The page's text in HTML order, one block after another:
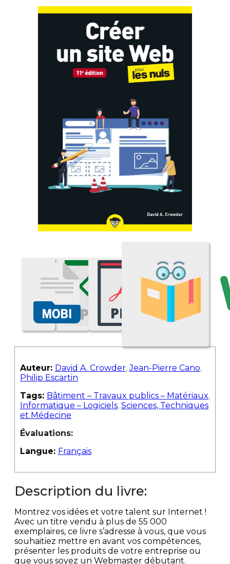
Auteur: David A. Crowder,Jean-Pierre Cano,
Philip Escartin
Tags: Bâtiment – Travaux publics – Matériaux,
Informatique – Logiciels, Sciences, Techniques
et Médecine
Évaluations:
Langue: Français
Description du livre:
Montrez vos idées et votre talent sur Internet !
Avec un titre vendu à plus de 55 000
exemplaires, ce livre s’adresse à vous, que vous
souhaitiez mettre en avant vos compétences,
présenter les produits de votre entreprise ou
que vous soyez un Webmaster débutant.